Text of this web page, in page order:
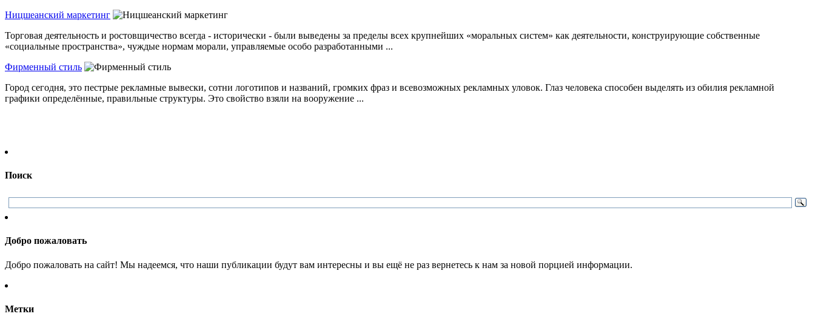
Ницшеанский маркетинг
Торговая деятельность и ростовщичество всегда - исторически - были выведены за пределы всех крупнейших «моральных систем» как деятельности, конструирующие собственные
«социальные пространства», чуждые нормам морали, управляемые особо разработанными ...
Фирменный стиль
Город сегодня, это пестрые рекламные вывески, сотни логотипов и названий, громких фраз и всевозможных рекламных уловок. Глаз человека способен выделять из обилия рекламной
графики определённые, правильные структуры. Это свойство взяли на вооружение ...
Поиск
Добро пожаловать
Добро пожаловать на сайт! Мы надеемся, что наши публикации будут вам интересны и вы ещё не раз вернетесь к нам за новой порцией информации.
Метки